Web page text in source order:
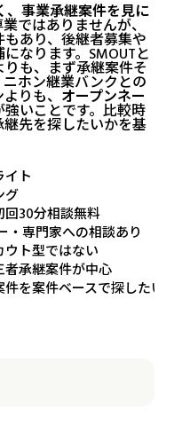
、事業承継案件を見に
ではありませんが、
あり、後継者募集や
なります。SMOUTと
も、まず承継案件そ
ホン継業バンクとの
りも、 オープンネー
強いことです。比較時
先を探したいかを基
イト
グ
回30分相談無料
・専門家への相談あり
ウト型ではない
承継案件が中心
を案件ベースで探したいとき